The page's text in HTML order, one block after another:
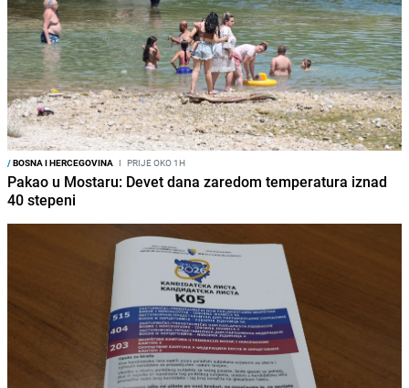
/BOSNA I HERCEGOVINA I PRIJE OKO 1H
Pakao u Mostaru: Devet dana zaredom temperatura iznad
40 stepeni